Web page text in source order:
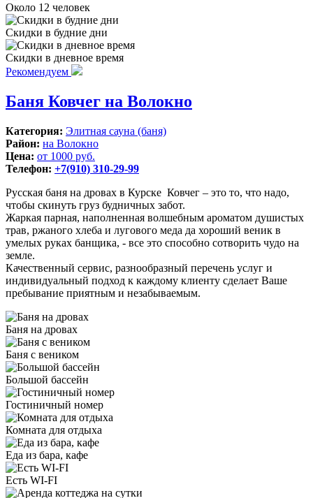
Около 12 человек
Скидки в будние дни
Скидки в дневное время
Рекомендуем
Баня Ковчег на Волокно
Категория: Элитная сауна (баня)
Район: на Волокно
Цена: от 1000 руб.
Телефон: +7(910) 310-29-99
Русская баня на дровах в Курске Ковчег – это то, что надо,
чтобы скинуть груз будничных забот.
Жаркая парная, наполненная волшебным ароматом душистых
трав, ржаного хлеба и лугового меда да хороший веник в
умелых руках банщика, - все это способно сотворить чудо на
земле.
Качественный сервис, разнообразный перечень услуг и
индивидуальный подход к каждому клиенту сделает Ваше
пребывание приятным и незабываемым.
Баня на дровах
Баня с веником
Большой бассейн
Гостиничный номер
Комната для отдыха
Еда из бара, кафе
Есть WI-FI